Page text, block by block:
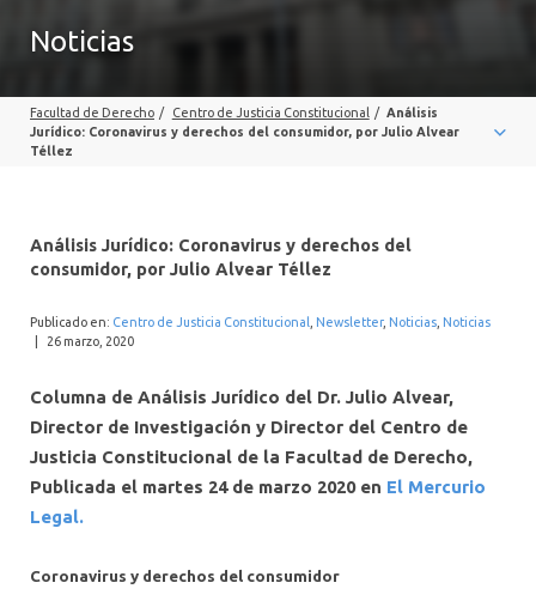
PROFESORES
INTERNACIONAL
Noticias
Facultad de Derecho / Centro de Justicia Constitucional / Análisis
Jurídico: Coronavirus y derechos del consumidor, por Julio Alvear
Téllez
Análisis Jurídico: Coronavirus y derechos del
consumidor, por Julio Alvear Téllez
Publicado en: Centro de Justicia Constitucional Newsletter, Noticias Noticias
26 marzo, 2020
Columna de Análisis Jurídico del Dr. Julio Alvear,
Director de Investigación y Director del Centro de
Justicia Constitucional de la Facultad de Derecho,
Publicada el martes 24 de marzo 2020 en El Mercurio
Legal.
Coronavirus y derechos del consumidor